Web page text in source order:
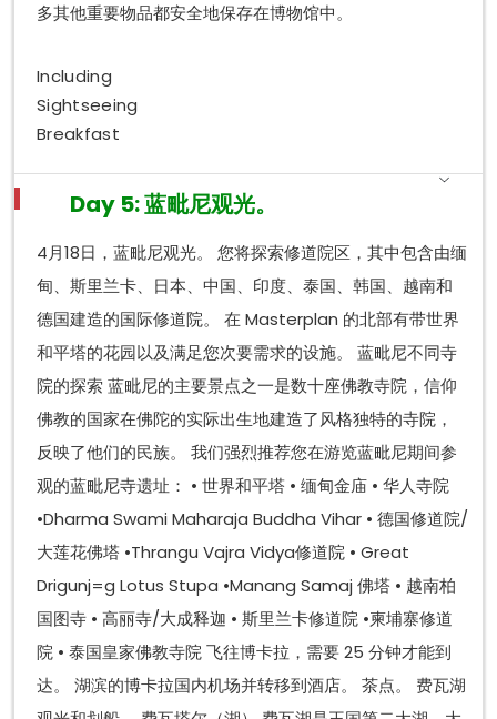
多其他重要物品都安全地保存在博物馆中。
Including
Sightseeing
Breakfast
Day 5: 蓝毗尼观光。
4月18日，蓝毗尼观光。 您将探索修道院区，其中包含由缅
甸、斯里兰卡、日本、中国、印度、泰国、韩国、越南和
德国建造的国际修道院。 在 Masterplan 的北部有带世界
和平塔的花园以及满足您次要需求的设施。 蓝毗尼不同寺
院的探索 蓝毗尼的主要景点之一是数十座佛教寺院，信仰
佛教的国家在佛陀的实际出生地建造了风格独特的寺院，
反映了他们的民族。 我们强烈推荐您在游览蓝毗尼期间参
观的蓝毗尼寺遗址： • 世界和平塔 • 缅甸金庙 • 华人寺院
•Dharma Swami Maharaja Buddha Vihar • 德国修道院/
大莲花佛塔 •Thrangu Vajra Vidya修道院 • Great
Drigunj=g Lotus Stupa •Manang Samaj 佛塔 • 越南柏
国图寺 • 高丽寺/大成释迦 • 斯里兰卡修道院 •柬埔寨修道
院 • 泰国皇家佛教寺院 飞往博卡拉，需要 25 分钟才能到
达。 湖滨的博卡拉国内机场并转移到酒店。 茶点。 费瓦湖